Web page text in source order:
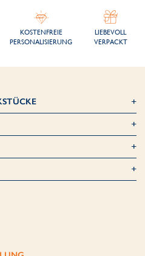
KOSTENFREIE
PERSONALISIERUNG
LIEBEVOLL
VERPACKT